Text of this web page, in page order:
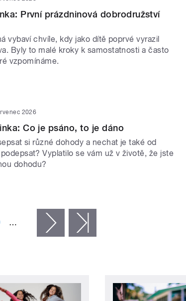
První prázdninová dobrodružství
vybaví chvíle, kdy jako dítě poprvé vyrazil
Byly to malé kroky k samostatnosti a často
vzpomínáme.
2026
Co je psáno, to je dáno
si různé dohody a nechat je také od
Vyplatilo se vám už v životě, že jste
dohodu?
… následující ›